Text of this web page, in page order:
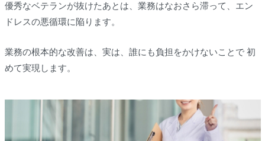
優秀なベテランが抜けたあとは、業務はなおさら滞って、エン
ドレスの悪循環に陥ります。
業務の根本的な改善は、実は、誰にも負担をかけないことで 初
めて実現します。